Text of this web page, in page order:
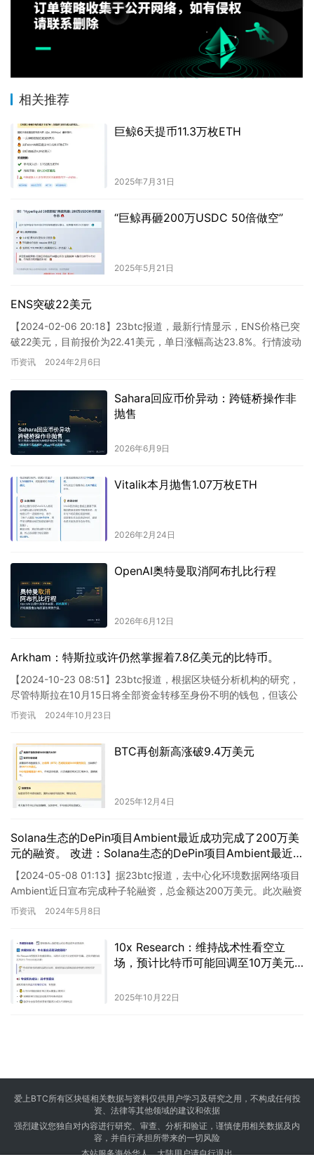
相关推荐
巨鲸6天提币11.3万枚ETH
2025年7月31日
“巨鲸再砸200万USDC 50倍做空”
2025年5月21日
ENS突破22美元
【2024-02-06 20:18】23btc报道，最新行情显示，ENS价格已突
破22美元，目前报价为22.41美元，单日涨幅高达23.8%。行情波动
较为激烈，请投资者做好风险控制…
币资讯 2024年2月6日
Sahara回应币价异动：跨链桥操作非
抛售
2026年6月9日
Vitalik本月抛售1.07万枚ETH
2026年2月24日
OpenAI奥特曼取消阿布扎比行程
2026年6月12日
Arkham：特斯拉或许仍然掌握着7.8亿美元的比特币。
【2024-10-23 08:51】23btc报道，根据区块链分析机构的研究，
尽管特斯拉在10月15日将全部资金转移至身份不明的钱包，但该公
司可能依然持有价值7.8亿美元的比特币储…
币资讯 2024年10月23日
BTC再创新高涨破9.4万美元
2025年12月4日
Solana生态的DePin项目Ambient最近成功完成了200万美
元的融资。 改进：Solana生态的DePin项目Ambient最近
成功完成了200万美元的融资。该项目旨在为用户提供更安
全、高效的去中心化金融服务。
【2024-05-08 01:13】据23btc报道，去中心化环境数据网络项目
Ambient近日宣布完成种子轮融资，总金额达200万美元。此次融资
由Borderless Capit…
币资讯 2024年5月8日
10x Research：维持战术性看空立
场，预计比特币可能回调至10万美元
2025年10月22日
爱上BTC所有区块链相关数据与资料仅供用户学习及研究之用，不构成任何投
资、法律等其他领域的建议和依据
强烈建议您独自对内容进行研究、审查、分析和验证，谨慎使用相关数据及内
容，并自行承担所带来的一切风险
本站服务海外华人，大陆用户请自行退出